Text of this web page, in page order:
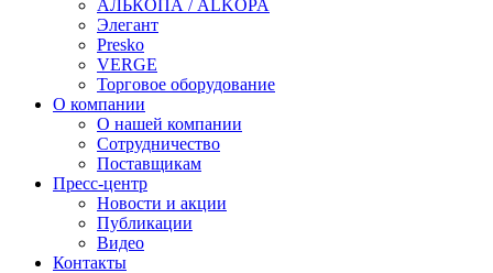
АЛЬКОПА / ALKOPA
Элегант
Presko
VERGE
Торговое оборудование
О компании
О нашей компании
Сотрудничество
Поставщикам
Пресс-центр
Новости и акции
Публикации
Видео
Контакты